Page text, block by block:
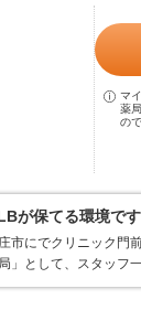
マ
薬
の
が保てる環境で
市にでクリニック門
」として、スタッフ